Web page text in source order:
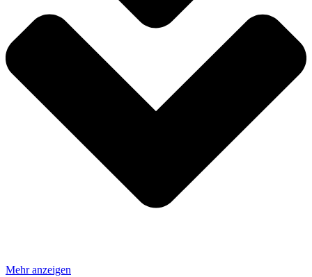
Mehr anzeigen